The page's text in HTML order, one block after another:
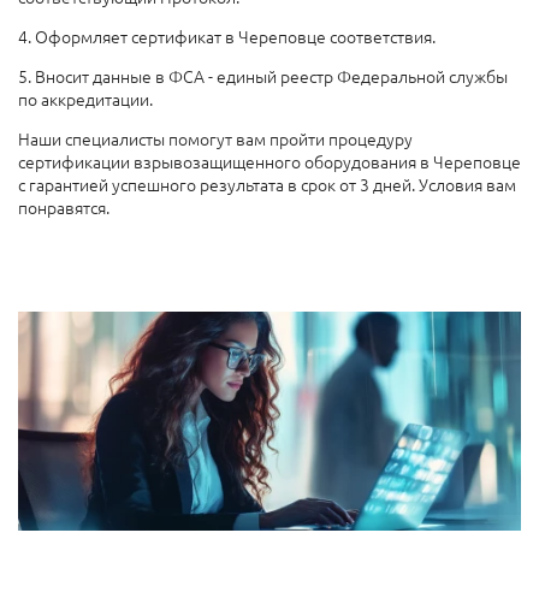
4. Оформляет сертификат в Череповце соответствия.
5. Вносит данные в ФСА - единый реестр Федеральной службы
по аккредитации.
Наши специалисты помогут вам пройти процедуру
сертификации взрывозащищенного оборудования в Череповце
с гарантией успешного результата в срок от 3 дней. Условия вам
понравятся.